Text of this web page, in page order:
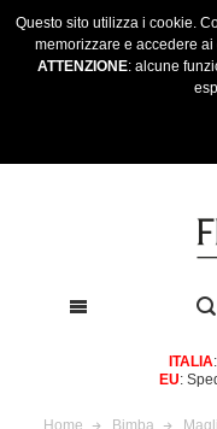
Questo sito utilizza i cookie.
memorizzare e accedere
ATTENZIONE: alcune
ITALIA
EU:
Home Bimba